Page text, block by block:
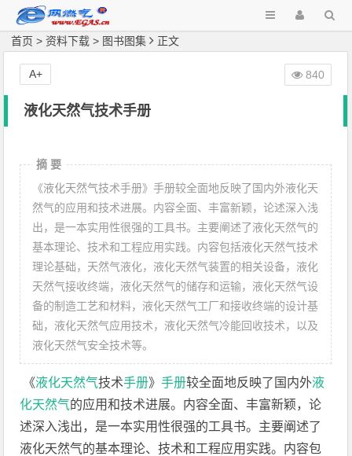
首页 >资料下载 > 图书图集 正文
液化天然气技术手册
摘 要
《液化天然气技术手册》手册较全面地反映了国内外液化天
然气的应用和技术进展。内容全面、丰富新颖，论述深入浅
出，是一本实用性很强的工具书。主要阐述了液化天然气的
基本理论、技术和工程应用实践。内容包括液化天然气技术
理论基础，天然气液化，液化天然气装置的相关设备，液化
天然气接收终端，液化天然气的储存和运输，液化天然气设
备的制造工艺和材料，液化天然气工厂和接收终端的设计基
础，液化天然气应用技术，液化天然气冷能回收技术，以及
液化天然气安全技术等。
《液化天然气技术手册》手册较全面地反映了国内外液
化天然气的应用和技术进展。内容全面、丰富新颖，论
述深入浅出，是一本实用性很强的工具书。主要阐述了
液化天然气的基本理论、技术和工程应用实践。内容包
840
A+